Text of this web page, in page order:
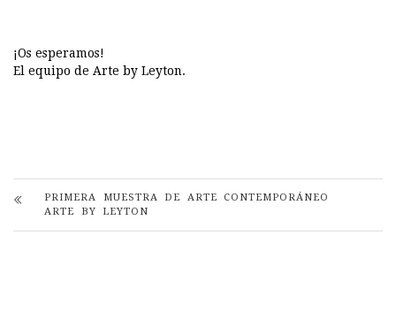
¡Os esperamos!
El equipo de Arte by Leyton.
PRIMERA MUESTRA DE ARTE CONTEMPORÁNEO
ARTE BY LEYTON